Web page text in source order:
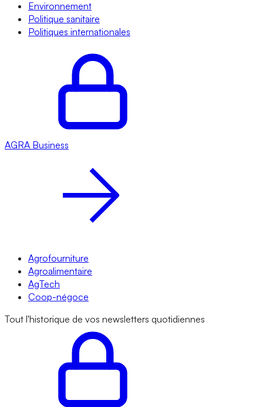
Environnement
Politique sanitaire
Politiques internationales
AGRA Business
Agrofourniture
Agroalimentaire
AgTech
Coop-négoce
Tout l'historique de vos newsletters quotidiennes